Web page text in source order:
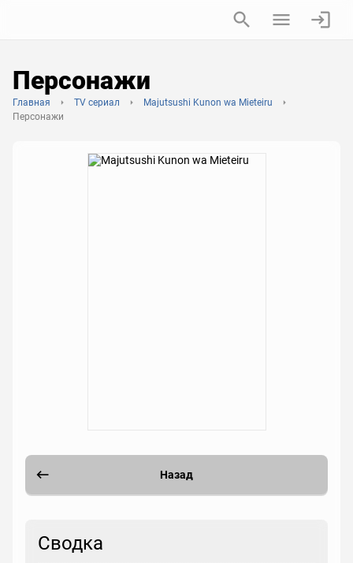
Персонажи
Главная TV сериал
Majutsushi Kunon wa Mieteiru
Персонажи
Назад
Сводка